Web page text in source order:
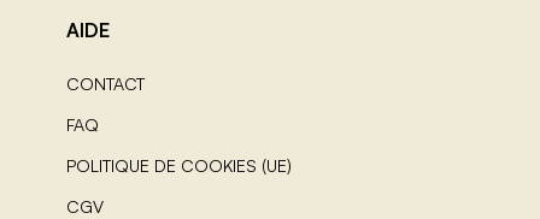
AIDE
CONTACT
FAQ
POLITIQUE DE COOKIES (UE)
CGV